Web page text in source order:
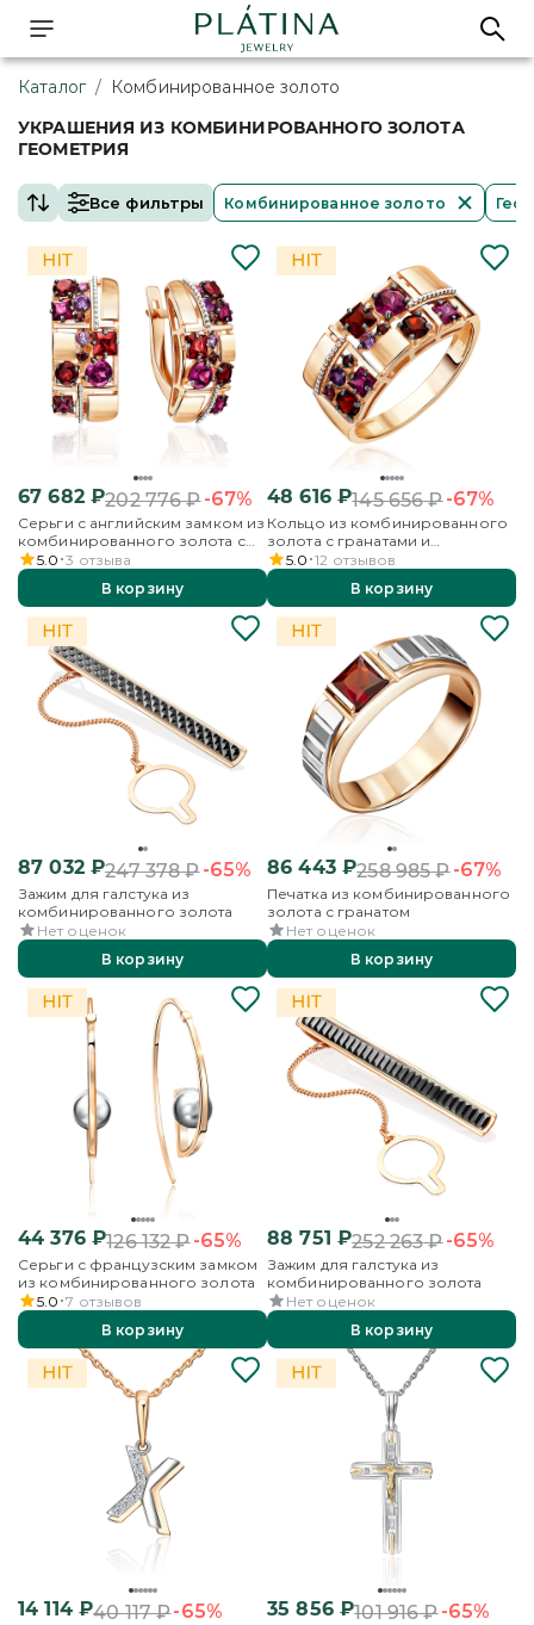
Каталог / Комбинированное золото
УКРАШЕНИЯ ИЗ КОМБИНИРОВАННОГО ЗОЛОТА
ГЕОМЕТРИЯ
Все фильтры Комбинированное золото
67 682₽202 776₽-67%
Серьги с английским замком из
комбинированного золота с
гранатами и аметистами
5.0 3 отзыва
В корзину
48 616₽145 656₽-67%
Кольцо из комбинированного
золота с гранатами и
аметистами
5.0 12 отзывов
В корзину
87 032₽247 378₽-65%
Зажим для галстука из
комбинированного золота
Нет оценок
В корзину
86 443₽258 985₽-67%
Печатка из комбинированного
золота с гранатом
Нет оценок
В корзину
44 376₽126 132₽-65%
Серьги с французским замком
из комбинированного золота
5.0 7 отзывов
В корзину
88 751 ₽252 263₽-65%
Зажим для галстука из
комбинированного золота
Нет оценок
В корзину
14 114₽40 117₽-65% 35 856₽101 916₽-65%